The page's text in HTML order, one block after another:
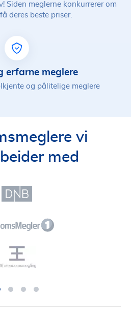
Siden meglerne konkurrerer om
deres beste priser.
erfarne meglere
og pålitelige meglere
vi
med